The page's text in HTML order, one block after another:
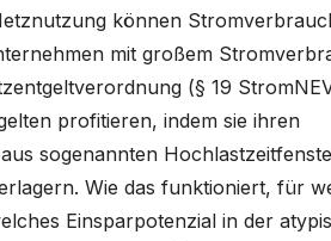
können
mit großem
(§ 19
profitieren, indem sie ihren
sogenannten
Wie das funktioniert, für
Einsparpotenzial in der